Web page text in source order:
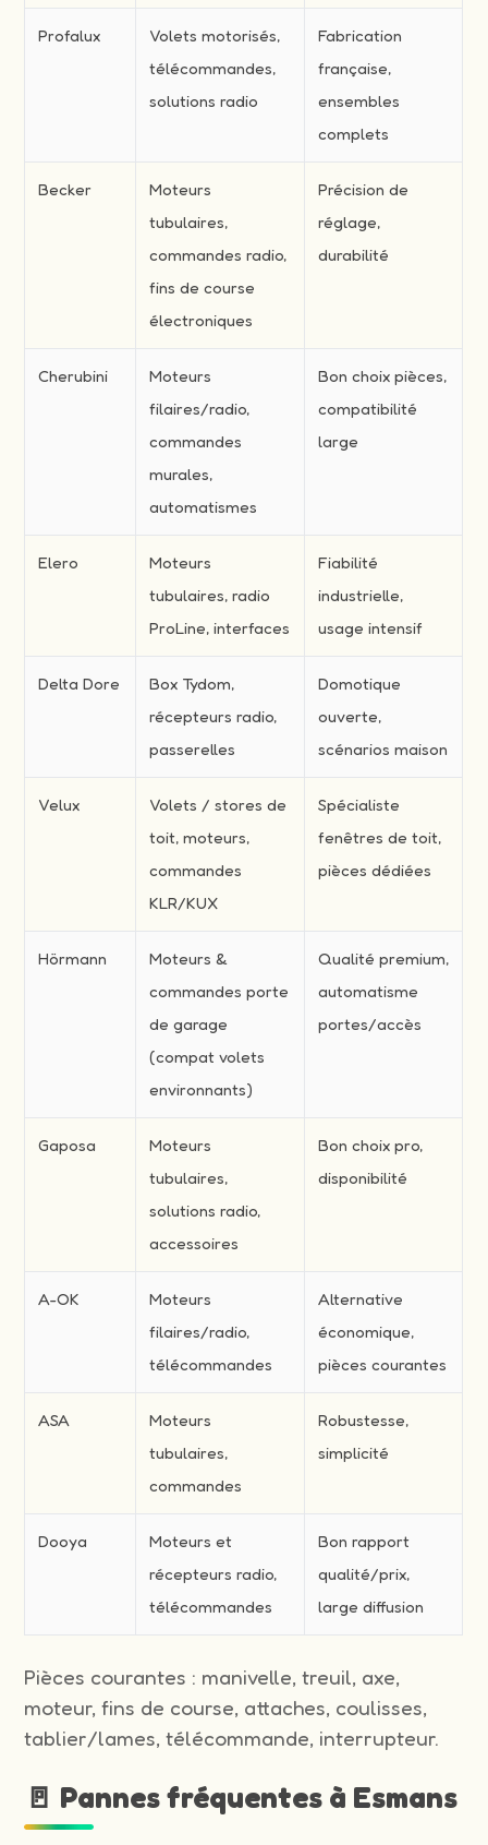
Profalux
Volets motorisés,
télécommandes,
solutions radio
Fabrication
française,
ensembles
complets
Becker
Moteurs
tubulaires,
commandes radio,
fins de course
électroniques
Précision de
réglage,
durabilité
Cherubini
Moteurs
filaires/radio,
commandes
murales,
automatismes
Bon choix pièces,
compatibilité
large
Elero
Moteurs
tubulaires, radio
ProLine, interfaces
Fiabilité
industrielle,
usage intensif
Delta Dore
Box Tydom,
récepteurs radio,
passerelles
Domotique
ouverte,
scénarios maison
Velux
Volets / stores de
toit, moteurs,
commandes
KLR/KUX
Spécialiste
fenêtres de toit,
pièces dédiées
Hörmann
Moteurs &
commandes porte
de garage
(compat volets
environnants)
Qualité premium,
automatisme
portes/accès
Gaposa
Moteurs
tubulaires,
solutions radio,
accessoires
Bon choix pro,
disponibilité
A-OK
Moteurs
filaires/radio,
télécommandes
Alternative
économique,
pièces courantes
ASA
Moteurs
tubulaires,
commandes
Robustesse,
simplicité
Dooya
Moteurs et
récepteurs radio,
télécommandes
Bon rapport
qualité/prix,
large diffusion
Pièces courantes : manivelle, treuil, axe,
moteur, fins de course, attaches, coulisses,
tablier/lames, télécommande, interrupteur.
🚪 Pannes fréquentes à Esmans